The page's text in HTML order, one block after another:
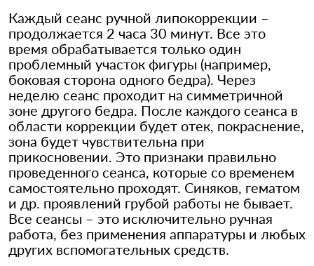
Каждый сеанс ручной липокоррекции –
продолжается 2 часа 30 минут. Все это
время обрабатывается только один
проблемный участок фигуры (например,
боковая сторона одного бедра). Через
неделю сеанс проходит на симметричной
зоне другого бедра. После каждого сеанса в
области коррекции будет отек, покраснение,
зона будет чувствительна при
прикосновении. Это признаки правильно
проведенного сеанса, которые со временем
самостоятельно проходят. Синяков, гематом
и др. проявлений грубой работы не бывает.
Все сеансы – это исключительно ручная
работа, без применения аппаратуры и любых
других вспомогательных средств.